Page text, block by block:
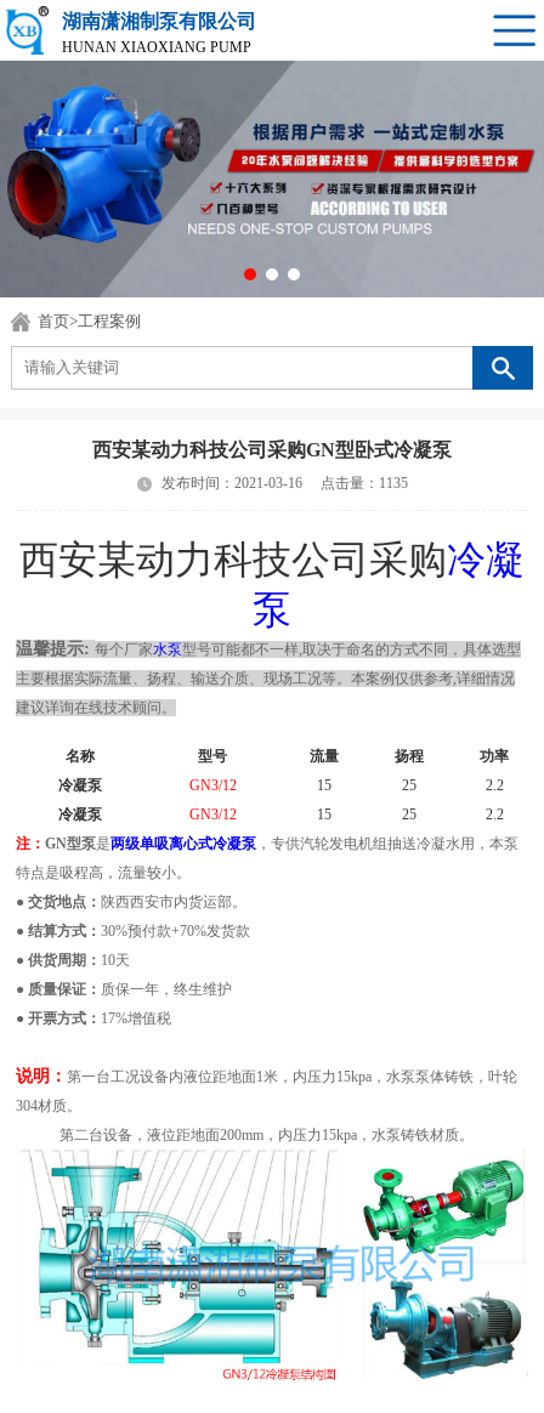
湖南潇湘制泵有限公司
HUNAN XIAOXIANG PUMP
首页>工程案例
西安某动力科技公司采购GN型卧式冷凝泵
发布时间：2021-03-16 点击量：1135
西安某动力科技公司采购冷凝
泵
温馨提示:每个厂家水泵型号可能都不一样 ,取决于命名的方式不同，具体选型
主要根据实际流量、扬程、输送介质、现场工况等。本案例仅供参考,详细情况
建议详询在线技术顾问。
名称 型号 流量 扬程
功率
冷凝泵
GN3/12 15 25
2.2
冷凝泵
GN3/12 15 25
2.2
注：GN型泵是两级单吸离心式冷凝泵 ，专供汽轮发电机组抽送冷凝水用，本泵
特点是吸程高，流量较小。
●交货地点：陕西西安市内货运部。
●结算方式：30%预付款+70%发货款
●供货周期： 10天
● 质量保证： 质保一年，终生维护
●开票方式： 17%增值税
说明：第一台工况设备内液位距地面1米，内压力15kpa，水泵泵体铸铁，叶轮
304材质。
第二台设备，液位距地面200mm，内压力15kpa，水泵铸铁材质。